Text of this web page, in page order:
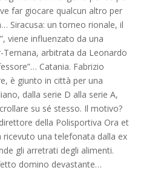
far giocare qualcun altro per
Siracusa: un torneo rionale, il
viene influenzato da una
arbitrata da Leonardo
Catania. Fabrizio
è giunto in città per una
dalla serie D alla serie A,
su sé stesso. Il motivo?
della Polisportiva Ora et
ricevuto una telefonata dalla ex
gli arretrati degli alimenti.
domino devastante…